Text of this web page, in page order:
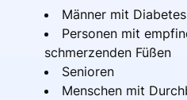
Männer mit Diabetes
Personen mit
schmerzenden Füßen
Senioren
Menschen mit